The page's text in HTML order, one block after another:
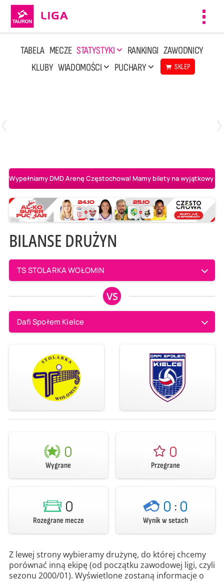
TABELA MECZE STATYSTYKI RANKINGI ZAWODNICY
KLUBY WIADOMOŚCI PUCHARY SKLEP
Wypełniamy DMD Arenę Częstochowa! Mamy bilety na wyjątkowy
BILANSE DRUŻYN
TS STOLARKA WOŁOMIN
VS
Dafi Społem Kielce
0
Wygrane
0
Przegrane
0
Rozegrane mecze
0 : 0
Wynik w setach
Z lewej strony wybieramy drużynę, do której chcemy
porównać inną ekipę (od początku zawodowej ligi, czyli
sezonu 2000/01). Wyświetlone zostaną informacje o